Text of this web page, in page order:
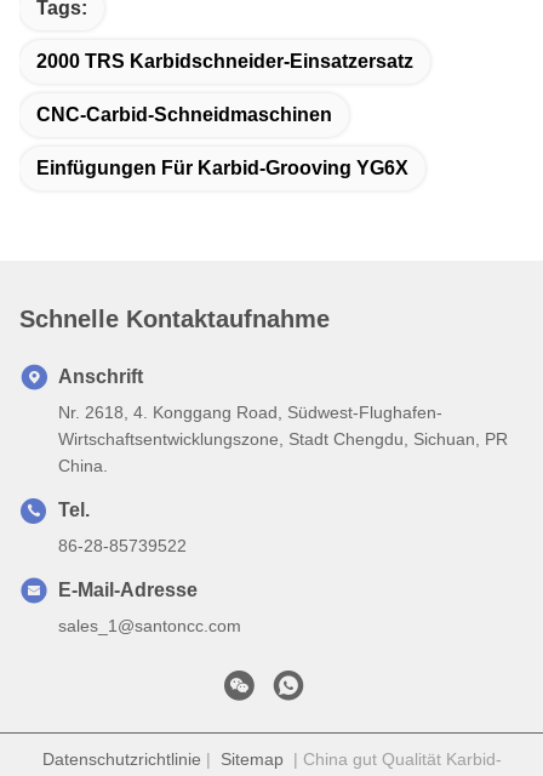
Tags:
2000 TRS Karbidschneider-Einsatzersatz
CNC-Carbid-Schneidmaschinen
Einfügungen Für Karbid-Grooving YG6X
Schnelle Kontaktaufnahme
Anschrift
Nr. 2618, 4. Konggang Road, Südwest-Flughafen-
Wirtschaftsentwicklungszone, Stadt Chengdu, Sichuan, PR
China.
Tel.
86-28-85739522
E-Mail-Adresse
sales_1@santoncc.com
Datenschutzrichtlinie | Sitemap| China gut Qualität Karbid-